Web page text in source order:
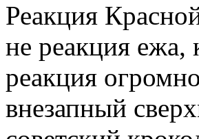
Реакция
не реакция
реакция
внезапный